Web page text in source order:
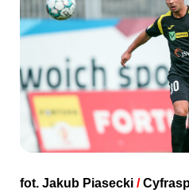
SKLEP KUP
fot. Jakub Piasecki /